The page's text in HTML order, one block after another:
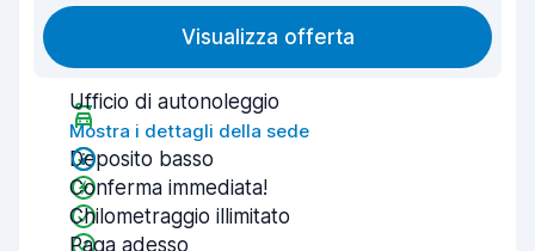
Visualizza offerta
Ufficio di autonoleggio
Mostra i dettagli della sede
Deposito basso
Conferma immediata!
Chilometraggio illimitato
Paga adesso